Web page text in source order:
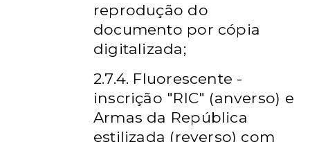
reprodução do
documento por cópia
digitalizada;
2.7.4. Fluorescente -
inscrição "RIC" (anverso) e
Armas da República
estilizada (reverso) com